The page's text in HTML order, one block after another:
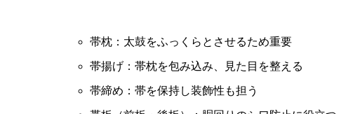
帯枕：太鼓をふっくらとさせるため重要
帯揚げ：帯枕を包み込み、見た目を整える
帯締め：帯を保持し装飾性も担う